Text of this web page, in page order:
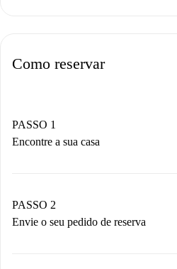
Como reservar
PASSO 1
Encontre a sua casa
Você tem todas as informações
antecipadamente.
PASSO 2
Envie o seu pedido de reserva